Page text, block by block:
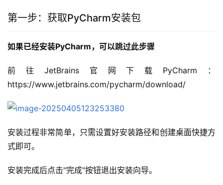
第一步：获取PyCharm安装包
如果已经安装PyCharm，可以跳过此步骤
前往JetBrains官网下载PyCharm：
https://www.jetbrains.com/pycharm/download/
安装过程非常简单，只需设置好安装路径和创建桌面快捷方
式即可。
安装完成后点击"完成"按钮退出安装向导。